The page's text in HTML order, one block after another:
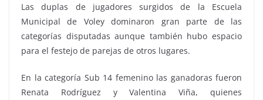
Las duplas de jugadores surgidos de la Escuela
Municipal de Voley dominaron gran parte de las
categorías disputadas aunque también hubo espacio
para el festejo de parejas de otros lugares.
En la categoría Sub 14 femenino las ganadoras fueron
Renata Rodríguez y Valentina Viña, quienes